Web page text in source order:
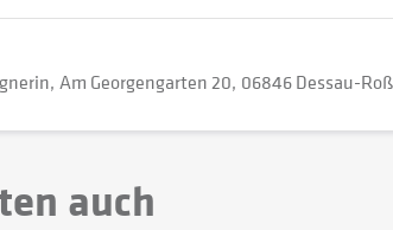
Am Georgengarten 20 06846 Dessau-
auch